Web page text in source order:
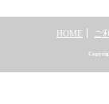
HOME ご